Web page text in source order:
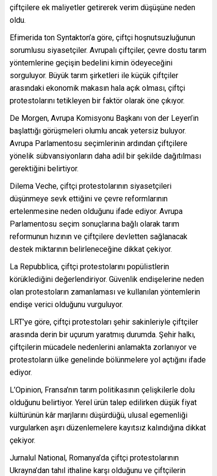
çiftçilere ek maliyetler getirerek verim düşüşüne neden
oldu.
Efimerida ton Syntakton’a göre, çiftçi hoşnutsuzluğunun
sorumlusu siyasetçiler. Avrupalı çiftçiler, çevre dostu tarım
yöntemlerine geçişin bedelini kimin ödeyeceğini
sorguluyor. Büyük tarım şirketleri ile küçük çiftçiler
arasındaki ekonomik makasın hala açık olması, çiftçi
protestolarını tetikleyen bir faktör olarak öne çıkıyor.
De Morgen, Avrupa Komisyonu Başkanı von der Leyen’in
başlattığı görüşmeleri olumlu ancak yetersiz buluyor.
Avrupa Parlamentosu seçimlerinin ardından çiftçilere
yönelik sübvansiyonların daha adil bir şekilde dağıtılması
gerektiğini belirtiyor.
Dilema Veche, çiftçi protestolarının siyasetçileri
düşünmeye sevk ettiğini ve çevre reformlarının
ertelenmesine neden olduğunu ifade ediyor. Avrupa
Parlamentosu seçim sonuçlarına bağlı olarak tarım
reformunun hızının ve çiftçilere devletten sağlanacak
destek miktarının belirleneceğine dikkat çekiyor.
La Repubblica, çiftçi protestolarını popülistlerin
körüklediğini değerlendiriyor. Güvenlik endişelerine neden
olan protestoların zamanlaması ve kullanılan yöntemlerin
endişe verici olduğunu vurguluyor.
LRT’ye göre, çiftçi protestoları şehir sakinleriyle çiftçiler
arasında derin bir uçurum yaratmış durumda. Şehir halkı,
çiftçilerin mücadele nedenlerini anlamakta zorlanıyor ve
protestoların ülke genelinde bölünmelere yol açtığını ifade
ediyor.
L’Opinion, Fransa’nın tarım politikasının çelişkilerle dolu
olduğunu belirtiyor. Yerel ürün talep edilirken düşük fiyat
kültürünün kâr marjlarını düşürdüğü, ulusal egemenliği
vurgularken aşırı düzenlemelere kayıtsız kalındığına dikkat
çekiyor.
Jurnalul National, Romanya’da çiftçi protestolarının
Ukrayna’dan tahıl ithaline karşı olduğunu ve çiftçilerin